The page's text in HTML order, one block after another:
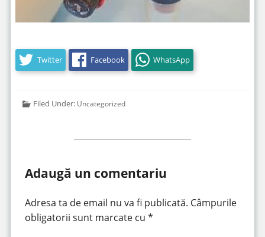
Twitter Facebook WhatsApp
Filed Under: Uncategorized
Adaugă un comentariu
Adresa ta de email nu va fi publicată. Câmpurile
obligatorii sunt marcate cu *